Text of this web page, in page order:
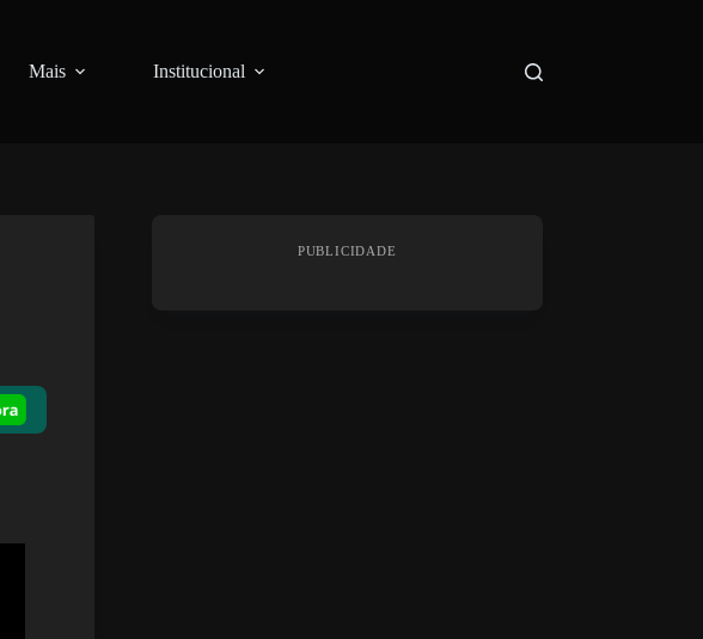
Mais Institucional
PUBLICIDADE